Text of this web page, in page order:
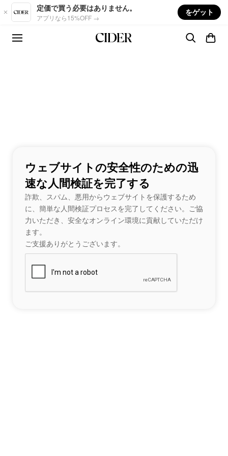
Skip to main content
定価で買う必要はありません。
アプリなら15%OFF →
をゲット
ウェブサイトの安全性のための迅
速な人間検証を完了する
詐欺、スパム、悪用からウェブサイトを保護するため
に、簡単な人間検証プロセスを完了してください。ご協
力いただき、安全なオンライン環境に貢献していただけ
ます。
ご支援ありがとうございます。